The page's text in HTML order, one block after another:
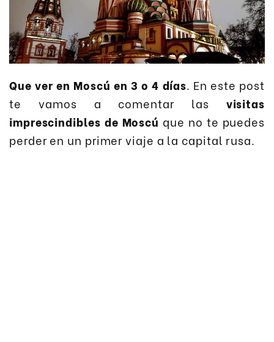
Que ver en Moscú en 3 o 4 días. En este post
te vamos a comentar las visitas
imprescindibles de Moscú que no te puedes
perder en un primer viaje a la capital rusa.